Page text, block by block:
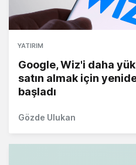
YATIRIM
Google, Wiz'i daha
satın almak için
başladı
Gözde Ulukan